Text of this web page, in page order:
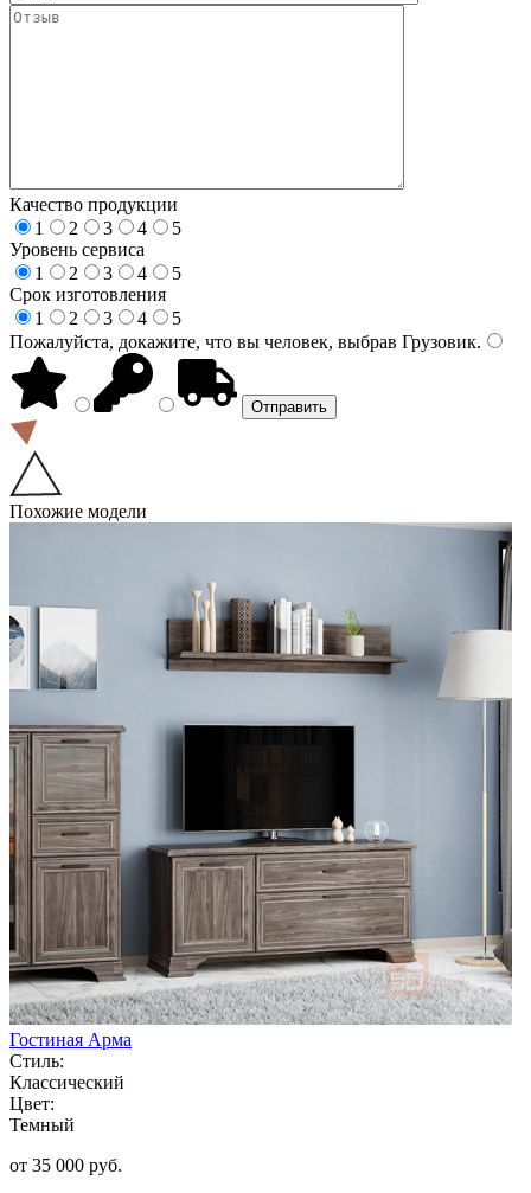
Качество продукции
1
2 3 4
5
Уровень сервиса
1
2 3 4
5
Срок изготовления
1
2 3 4
5
Пожалуйста, докажите, что вы человек, выбрав Грузовик.
Похожие модели
Гостиная Арма
Стиль:
Классический
Цвет:
Темный
от 35 000 руб.